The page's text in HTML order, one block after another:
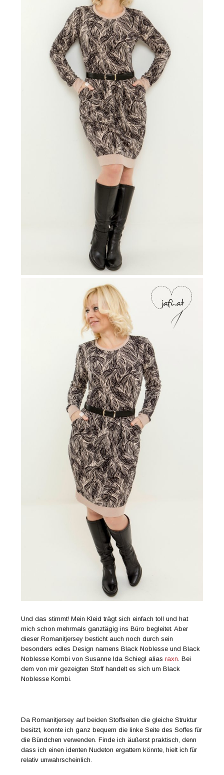
Und das stimmt! Mein Kleid trägt sich einfach toll und hat
mich schon mehrmals ganztägig ins Büro begleitet. Aber
dieser Romanitjersey besticht auch noch durch sein
besonders edles Design namens Black Noblesse und Black
Noblesse Kombi von Susanne Ida Schiegl aliasraxn. Bei
dem von mir gezeigten Stoff handelt es sich um Black
Noblesse Kombi.
Da Romanitjersey auf beiden Stoffseiten die gleiche Struktur
besitzt, konnte ich ganz bequem die linke Seite des Soffes für
die Bündchen verwenden. Finde ich äußerst praktisch, denn
dass ich einen identen Nudeton ergattern könnte, hielt ich für
relativ unwahrscheinlich.